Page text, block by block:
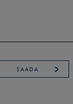
SAADA